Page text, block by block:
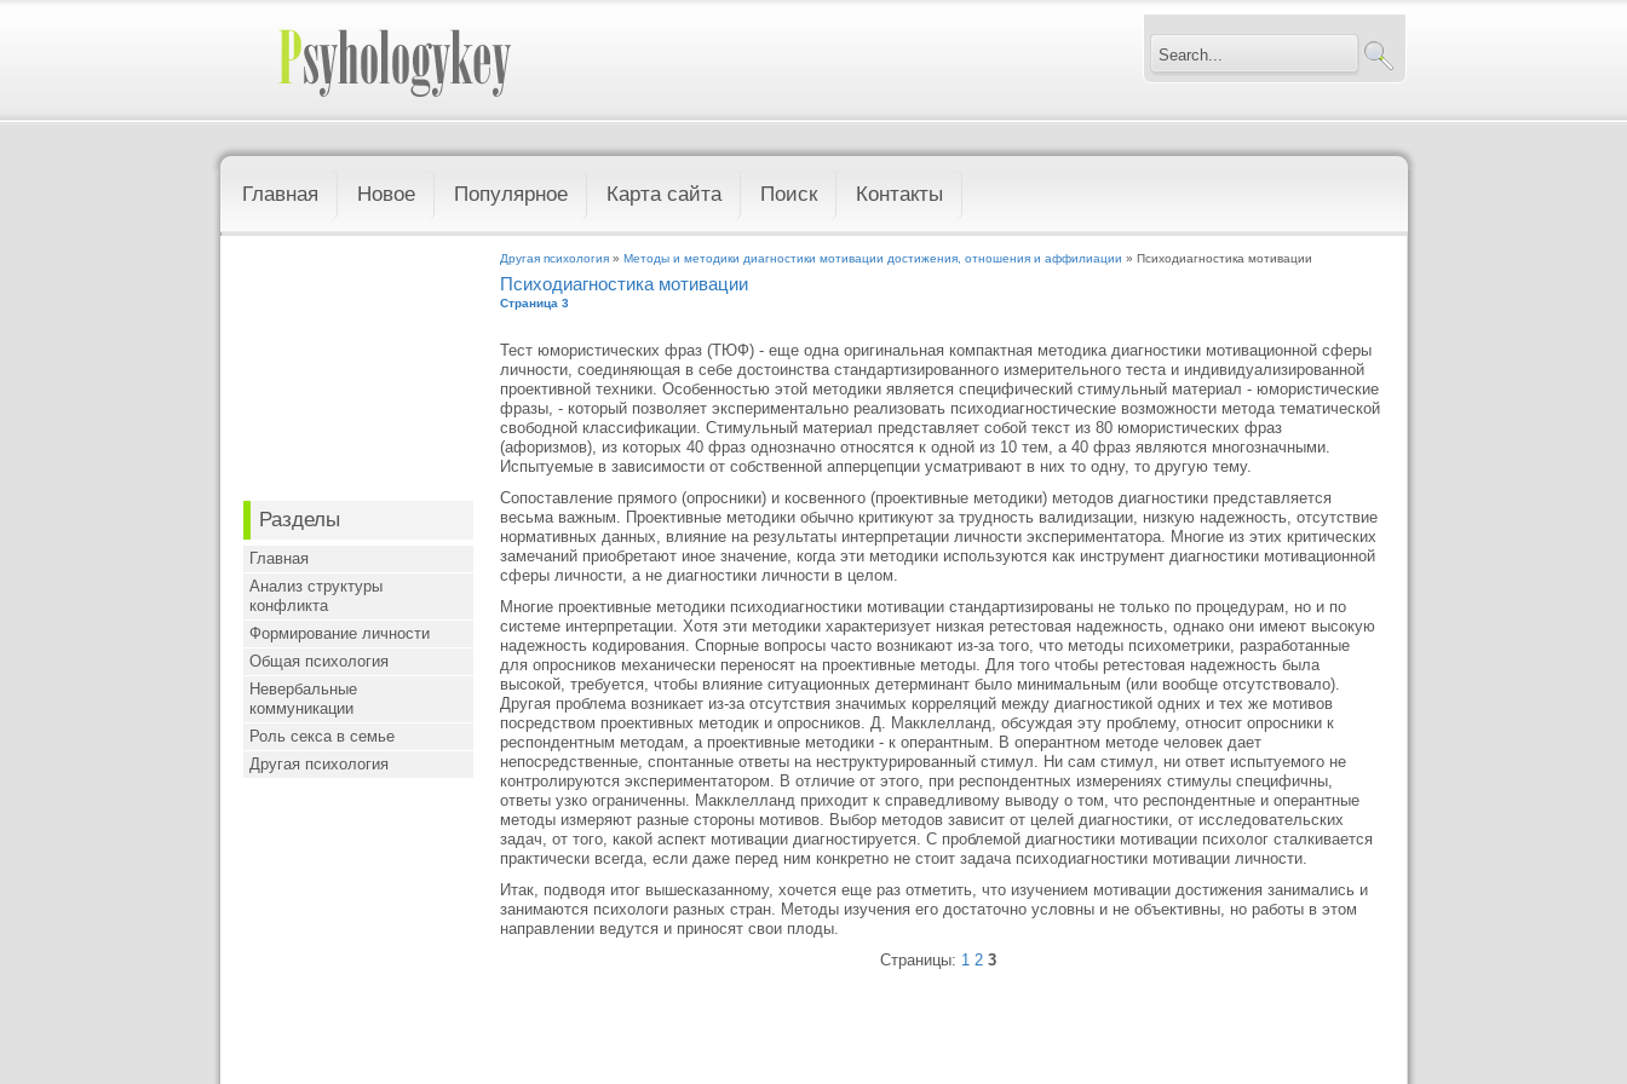
Главная Новое Популярное Карта сайта Поиск Контакты
Разделы
Главная
Анализ структуры
конфликта
Формирование личности
Общая психология
Невербальные
коммуникации
Роль секса в семье
Другая психология
Другая психология » Методы и методики диагностики мотивации достижения, отношения и аффилиации » Психодиагностика мотивации
Психодиагностика мотивации
Страница 3
Тест юмористических фраз (ТЮФ) - еще одна оригинальная компактная методика диагностики мотивационной сферы
личности, соединяющая в себе достоинства стандартизированного измерительного теста и индивидуализированной
проективной техники. Особенностью этой методики является специфический стимульный материал - юмористические
фразы, - который позволяет экспериментально реализовать психодиагностические возможности метода тематической
свободной классификации. Стимульный материал представляет собой текст из 80 юмористических фраз
(афоризмов), из которых 40 фраз однозначно относятся к одной из 10 тем, а 40 фраз являются многозначными.
Испытуемые в зависимости от собственной апперцепции усматривают в них то одну, то другую тему.
Сопоставление прямого (опросники) и косвенного (проективные методики) методов диагностики представляется
весьма важным. Проективные методики обычно критикуют за трудность валидизации, низкую надежность, отсутствие
нормативных данных, влияние на результаты интерпретации личности экспериментатора. Многие из этих критических
замечаний приобретают иное значение, когда эти методики используются как инструмент диагностики мотивационной
сферы личности, а не диагностики личности в целом.
Многие проективные методики психодиагностики мотивации стандартизированы не только по процедурам, но и по
системе интерпретации. Хотя эти методики характеризует низкая ретестовая надежность, однако они имеют высокую
надежность кодирования. Спорные вопросы часто возникают из-за того, что методы психометрики, разработанные
для опросников механически переносят на проективные методы. Для того чтобы ретестовая надежность была
высокой, требуется, чтобы влияние ситуационных детерминант было минимальным (или вообще отсутствовало).
Другая проблема возникает из-за отсутствия значимых корреляций между диагностикой одних и тех же мотивов
посредством проективных методик и опросников. Д. Макклелланд, обсуждая эту проблему, относит опросники к
респондентным методам, а проективные методики - к оперантным. В оперантном методе человек дает
непосредственные, спонтанные ответы на неструктурированный стимул. Ни сам стимул, ни ответ испытуемого не
контролируются экспериментатором. В отличие от этого, при респондентных измерениях стимулы специфичны,
ответы узко ограниченны. Макклелланд приходит к справедливому выводу о том, что респондентные и оперантные
методы измеряют разные стороны мотивов. Выбор методов зависит от целей диагностики, от исследовательских
задач, от того, какой аспект мотивации диагностируется. С проблемой диагностики мотивации психолог сталкивается
практически всегда, если даже перед ним конкретно не стоит задача психодиагностики мотивации личности.
Итак, подводя итог вышесказанному, хочется еще раз отметить, что изучением мотивации достижения занимались и
занимаются психологи разных стран. Методы изучения его достаточно условны и не объективны, но работы в этом
направлении ведутся и приносят свои плоды.
Страницы: 1 2 3